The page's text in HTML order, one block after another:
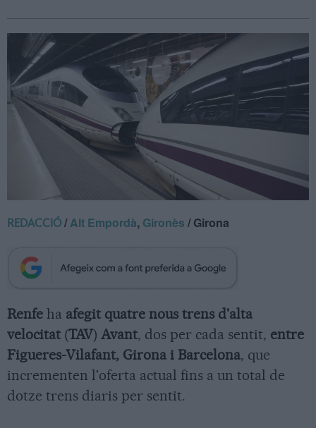
REDACCIÓ /Alt Empordà, Gironès / Girona
Renfe ha afegit quatre nous trens d'alta
velocitat (TAV) Avant, dos per cada sentit, entre
Figueres-Vilafant, Girona i Barcelona, que
incrementen l'oferta actual fins a un total de
dotze trens diaris per sentit.